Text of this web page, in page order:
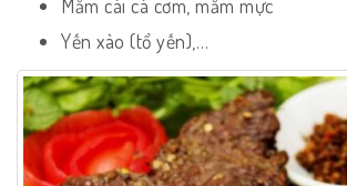
Mắm cái cá cơm, mắm mực
Yến xào (tổ yến),…